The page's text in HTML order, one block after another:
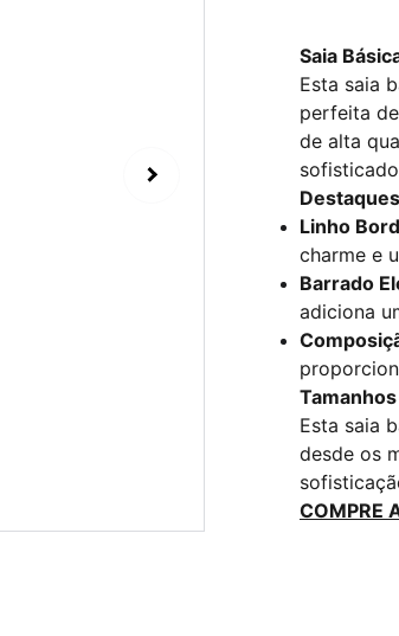
Saia
Esta saia
perfeita
de alta
Linho
charme e
Barrado
adiciona
Esta saia
desde os
COMPRE